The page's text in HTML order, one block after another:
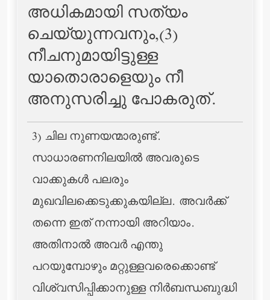
അധികമായി സത്യം
ചെയ്യുന്നവനും,(3)
നീചനുമായിട്ടുള്ള
യാതൊരാളെയും നീ
അനുസരിച്ചു പോകരുത്‌.
3) ചില നുണയന്മാരുണ്ട്.
സാധാരണനിലയില്‍ അവരുടെ
വാക്കുകള്‍ പലരും
മുഖവിലക്കെടുക്കുകയില്ല. അവര്‍ക്ക്
തന്നെ ഇത് നന്നായി അറിയാം.
അതിനാല്‍ അവര്‍ എന്തു
പറയുമ്പോഴും മറ്റുള്ളവരെക്കൊണ്ട്
വിശ്വസിപ്പിക്കാനുള്ള നിര്‍ബന്ധബുദ്ധി